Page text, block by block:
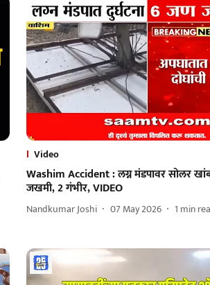
Video
Washim Accident : लग्न मंडपावर सोलर
जखमी, 2 गंभीर, VIDEO
Nandkumar Joshi 07 May 2026 1 min